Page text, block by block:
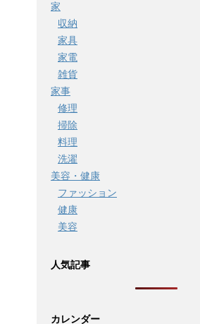
家
収納
家具
家電
雑貨
家事
修理
掃除
料理
洗濯
美容・健康
ファッション
健康
美容
人気記事
カレンダー